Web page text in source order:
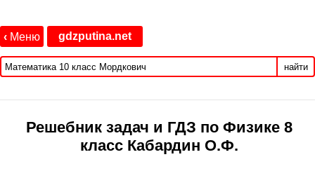
‹ Меню gdzputina.net
найти
Решебник задач и ГДЗ по Физике 8
класс Кабардин О.Ф.